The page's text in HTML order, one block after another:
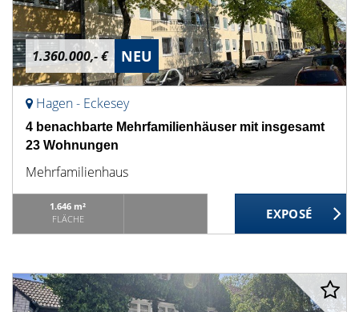
1.360.000,- € NEU
Hagen - Eckesey
4 benachbarte Mehrfamilienhäuser mit insgesamt
23 Wohnungen
Mehrfamilienhaus
1.646 m²
FLÄCHE